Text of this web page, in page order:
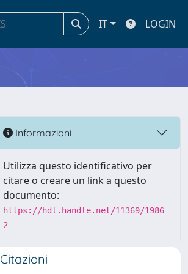
IT LOGIN
Informazioni
Utilizza questo identificativo per
citare o creare un link a questo
documento:
https://hdl.handle.net/11369/1986
2
Citazioni